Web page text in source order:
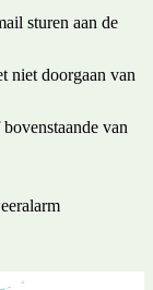
sturen aan de
niet doorgaan van
van